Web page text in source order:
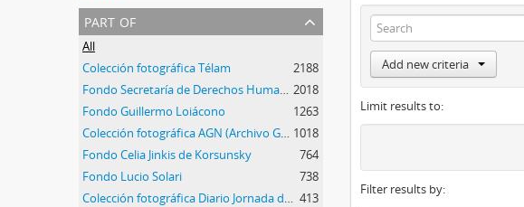
part of
All
Colección fotográfica Télam
2188
2018
Fondo Guillermo Loiácono
1263
1018
Fondo Celia Jinkis de Korsunsky
764
Fondo Lucio Solari
738
413
Add new criteria
Limit results to:
Filter results by: